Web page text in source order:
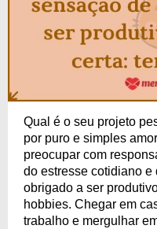
Qual é o seu projeto
por puro e simples
preocupar com
do estresse cotidiano
obrigado a ser
hobbies. Chegar em
trabalho e mergulhar